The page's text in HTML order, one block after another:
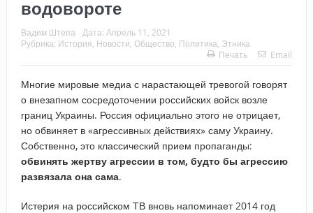
водовороте
Вадим Штепа Дата: Апрель 11, 2021
Рубрика: История Новости Общество Политика Этника
Печать
Email
Многие мировые медиа с нарастающей тревогой говорят
о внезапном сосредоточении российских войск возле
границ Украины. Россия официально этого не отрицает,
но обвиняет в «агрессивных действиях» саму Украину.
Собственно, это классический прием пропаганды:
обвинять жертву агрессии в том, будто бы агрессию
развязала она сама.
Истерия на российском ТВ вновь напоминает 2014 год